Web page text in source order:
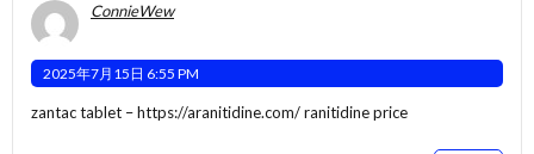
ConnieWew
2025年7月15日 6:55 PM
zantac tablet –https://aranitidine.com/ranitidine price